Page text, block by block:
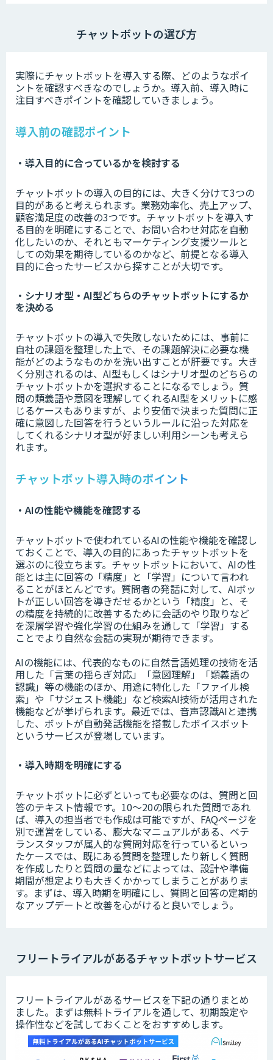
チャットボットの選び方
実際にチャットボットを導入する際、どのようなポイ
ントを確認すべきなのでしょうか。導入前、導入時に
注目すべきポイントを確認していきましょう。
導入前の確認ポイント
・導入目的に合っているかを検討する
チャットボットの導入の目的には、大きく分けて3つの
目的があると考えられます。業務効率化、売上アップ、
顧客満足度の改善の3つです。チャットボットを導入す
る目的を明確にすることで、お問い合わせ対応を自動
化したいのか、それともマーケティング支援ツールと
しての効果を期待しているのかなど、前提となる導入
目的に合ったサービスから探すことが大切です。
・シナリオ型・AI型どちらのチャットボットにするか
を決める
チャットボットの導入で失敗しないためには、事前に
自社の課題を整理した上で、その課題解決に必要な機
能がどのようなものかを洗い出すことが肝要です。大き
く分別されるのは、AI型もしくはシナリオ型のどちらの
チャットボットかを選択することになるでしょう。質
問の類義語や意図を理解してくれるAI型をメリットに感
じるケースもありますが、より安価で決まった質問に正
確に意図した回答を行うというルールに沿った対応を
してくれるシナリオ型が好ましい利用シーンも考えら
れます。
チャットボット導入時のポイント
・AIの性能や機能を確認する
チャットボットで使われているAIの性能や機能を確認し
ておくことで、導入の目的にあったチャットボットを
選ぶのに役立ちます。チャットボットにおいて、AIの性
能とは主に回答の「精度」と「学習」について言われ
ることがほとんどです。質問者の発話に対して、AIボッ
トが正しい回答を導きだせるかという「精度」と、そ
の精度を持続的に改善するために会話のやり取りなど
を深層学習や強化学習の仕組みを通して「学習」する
ことでより自然な会話の実現が期待できます。
AIの機能には、代表的なものに自然言語処理の技術を活
用した「言葉の揺らぎ対応」「意図理解」「類義語の
認識」等の機能のほか、用途に特化した「ファイル検
索」や「サジェスト機能」など検索AI技術が活用された
機能などが挙げられます。最近では、音声認識AIと連携
した、ボットが自動発話機能を搭載したボイスボット
というサービスが登場しています。
・導入時期を明確にする
チャットボットに必ずといっても必要なのは、質問と回
答のテキスト情報です。10～20の限られた質問であれ
ば、導入の担当者でも作成は可能ですが、FAQページを
別で運営をしている、膨大なマニュアルがある、ベテ
ランスタッフが属人的な質問対応を行っているといっ
たケースでは、既にある質問を整理したり新しく質問
を作成したりと質問の量などによっては、設計や準備
期間が想定よりも大きくかかってしまうことがありま
す。まずは、導入時期を明確にし、質問と回答の定期的
なアップデートと改善を心がけると良いでしょう。
フリートライアルがあるチャットボットサービス
フリートライアルがあるサービスを下記の通りまとめ
ました。まずは無料トライアルを通して、初期設定や
操作性などを試しておくことをおすすめします。